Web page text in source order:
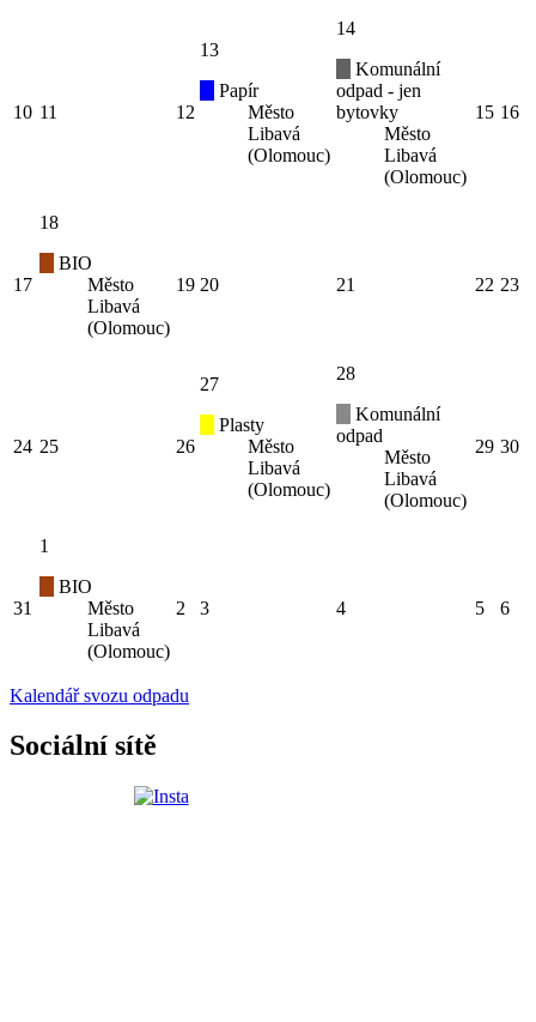
10 11 12
13
Papír
Město
Libavá
(Olomouc)
14
Komunální
odpad - jen
bytovky
Město
Libavá
(Olomouc)
15 16
17
18
BIO
Město
Libavá
(Olomouc)
19 20 21 22 23
24 25 26
27
Plasty
Město
Libavá
(Olomouc)
28
Komunální
odpad
Město
Libavá
(Olomouc)
29 30
31
1
BIO
Město
Libavá
(Olomouc)
2 3 4 5 6
Kalendář svozu odpadu
Sociální sítě